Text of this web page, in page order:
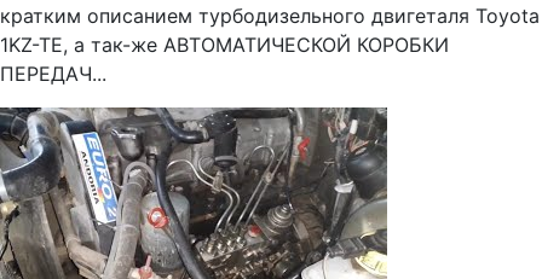
кратким описанием турбодизельного двигеталя Toyota
1KZ-TE, а так-же АВТОМАТИЧЕСКОЙ КОРОБКИ
ПЕРЕДАЧ...